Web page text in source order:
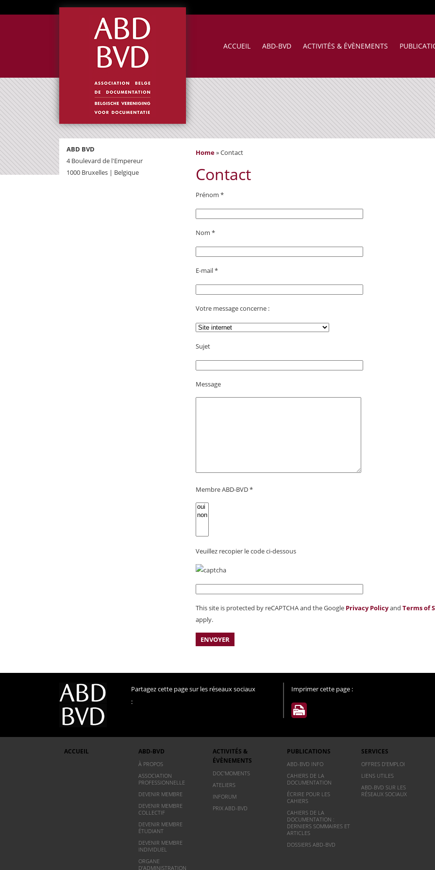
ACCUEIL ABD-BVD ACTIVITÉS & ÉVÈNEMENTS
ABD BVD
4 Boulevard de l'Empereur
1000 Bruxelles | Belgique
Home»Contact
Contact
Prénom *
Nom *
E-mail *
Votre message concerne :
Sujet
Message
Membre ABD-BVD *
Veuillez recopier le code ci-dessous
This site is protected by reCAPTCHA and the Google Privacy Policyand Terms of
apply.
Partagez cette page sur les réseaux sociaux
:
Imprimer cette page :
ACCUEIL ABD-BVD
À PROPOS
ASSOCIATION
PROFESSIONNELLE
DEVENIR MEMBRE
DEVENIR MEMBRE
COLLECTIF
DEVENIR MEMBRE
ÉTUDIANT
DEVENIR MEMBRE
INDIVIDUEL
ORGANE
D’ADMINISTRATION
ACTIVITÉS &
ÉVÈNEMENTS
DOC’MOMENTS
ATELIERS
INFORUM
PRIX ABD-BVD
PUBLICATIONS
ABD-BVD INFO
CAHIERS DE LA
DOCUMENTATION
ÉCRIRE POUR LES
CAHIERS
CAHIERS DE LA
DOCUMENTATION :
DERNIERS SOMMAIRES ET
ARTICLES
DOSSIERS ABD-BVD
SERVICES
OFFRES D’EMPLOI
LIENS UTILES
ABD-BVD SUR LES
RÉSEAUX SOCIAUX